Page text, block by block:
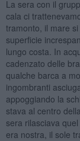
La sera con il
cala ci
tramonto, il mare
superficie
lungo costa. In
cadenzato delle
qualche barca a
ingombranti
appoggiando la
stava al centro
sera rilasciava
era nostra, il sole